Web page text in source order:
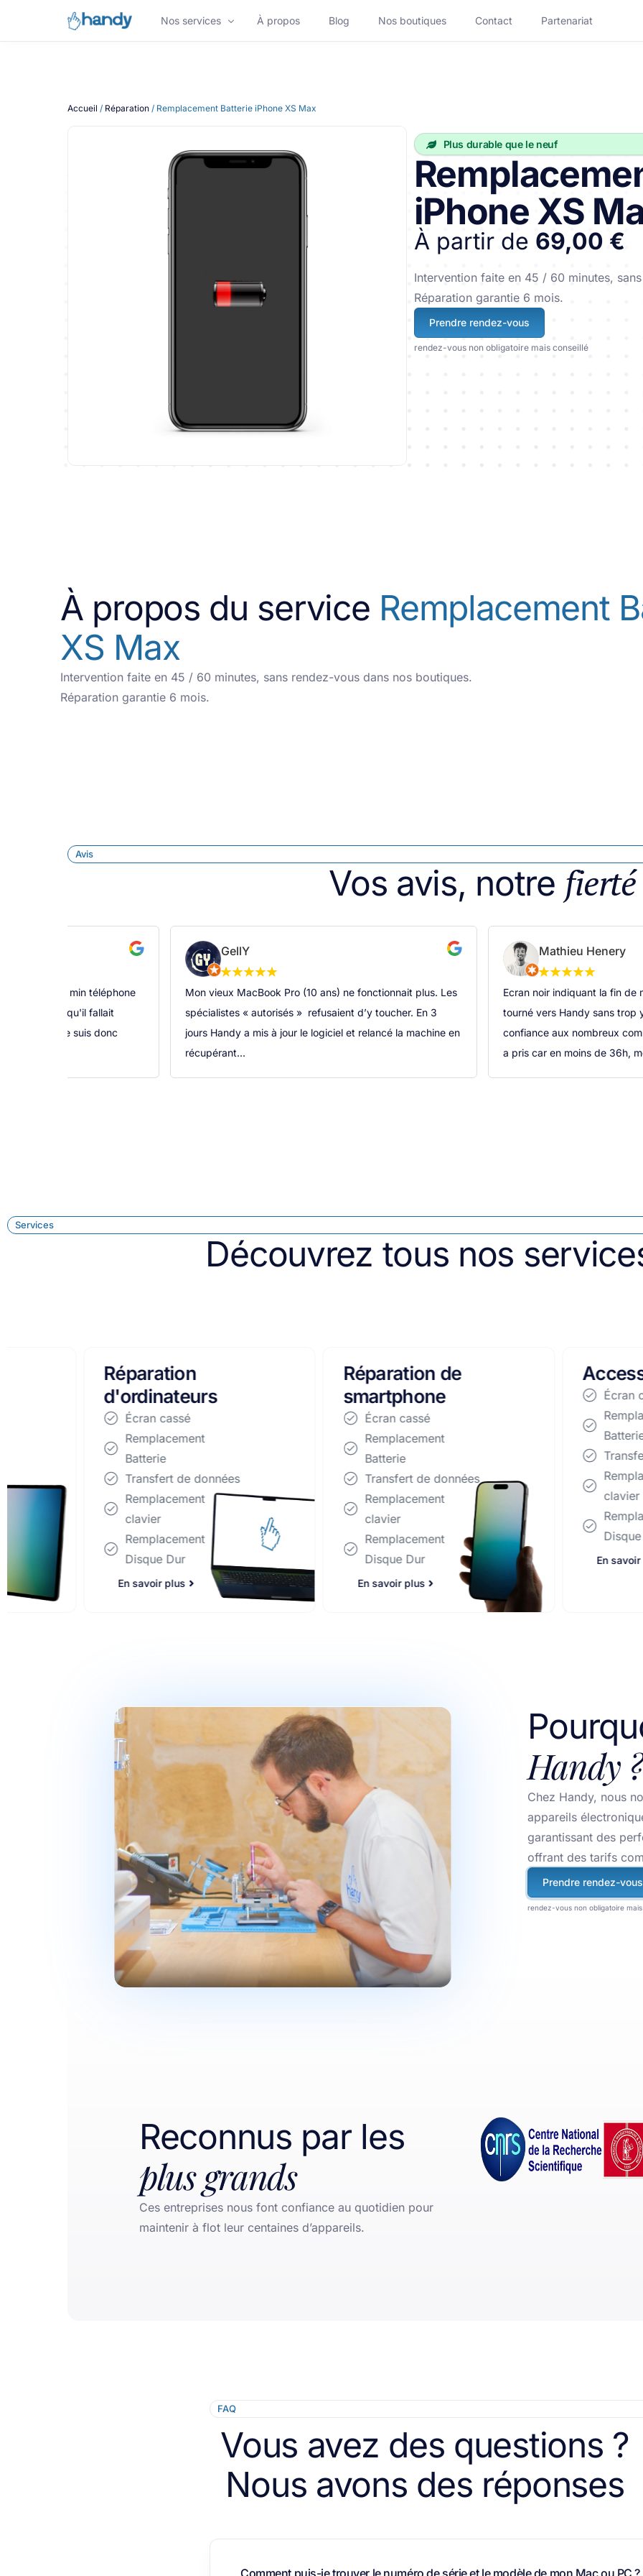
Nos services
Réparation iPhone
Réparation de Tablette
Nos experts maintiennent et réparent votre flotte
informatique à Bordeaux
Réparation Mac Portable
Réparation PC Fixe
À propos Blog Nos boutiques Contact Partenariat
Accueil / Réparation / Remplacement Batterie iPhone XS Max
Plus durable que le neuf
iPhone XS
À partir de 69,00 €
Intervention faite en 45 / 60 minutes,
Réparation garantie 6 mois.
Prendre rendez-vous
rendez-vous non obligatoire mais conseillé
À propos du service Remplacement
XS Max
Intervention faite en 45 / 60 minutes, sans rendez-vous dans nos boutiques.
Réparation garantie 6 mois.
Avis
Vos avis, notre fierté
ne fonctionnait plus. Les
d’y toucher. En 3
et relancé la machine en
Mathieu Henery
Ecran noir indiquant la fin de mon ordinateur, je me suis
tourné vers Handy sans trop y croire mais en faisant
confiance aux nombreux commentaires positifs. Bien m'en
a pris car en moins de 36h, mon...
Erwan Lénié
J'ai déposé mon ordinateur
plus. On m'a d'abord dit le
problème de batterie et
commandée. Après un mois
Services
Découvrez tous nos
Réparation
d'ordinateurs
Écran cassé
Remplacement
Transfert de données
Remplacement
clavier
Remplacement
Disque Dur
En savoir plus
Réparation de
smartphone
Écran cassé
Remplacement
Transfert de données
Remplacement
Remplacement
Disque Dur
En savoir plus
Accessoires
Écran cassé
Remplacement
Transfert de données
Remplacement
clavier
Remplacement
Disque Dur
En savoir plus
Handy ?
Chez Handy, nous
appareils
garantissant des
offrant des tarifs
Prendre rendez-vous
rendez-vous non obligatoire
Reconnus par les
plus grands
Ces entreprises nous font confiance au quotidien pour
maintenir à flot leur centaines d’appareils.
FAQ
Vous avez des questions ?
Nous avons des réponses
Comment puis-je trouver le numéro de série et le modèle de mon Mac ou PC ?